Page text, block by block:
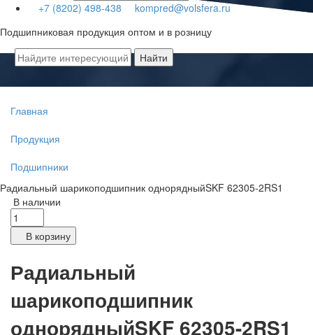
+7 (8202) 498-438
kompred@volsfera.ru
Подшипниковая продукция оптом и в розницу
Главная
Продукция
Подшипники
Радиальный шарикоподшипник однорядныйSKF 62305-2RS1
В наличии
В корзину
Радиальный
шарикоподшипник
однорядныйSKF 62305-2RS1